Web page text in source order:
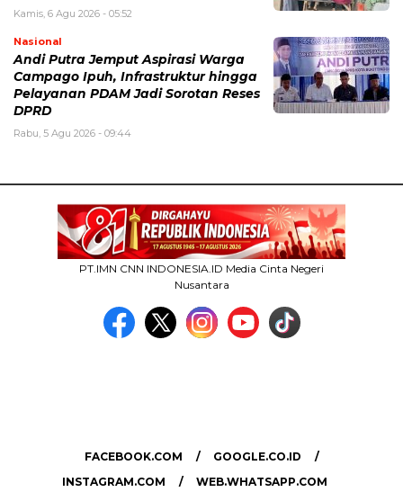
Kamis, 6 Agu 2026 - 05:52
Nasional
Andi Putra Jemput Aspirasi Warga
Campago Ipuh, Infrastruktur hingga
Pelayanan PDAM Jadi Sorotan Reses
DPRD
Rabu, 5 Agu 2026 - 09:44
PT.IMN CNN INDONESIA.ID Media Cinta Negeri
Nusantara
FACEBOOK.COM
GOOGLE.CO.ID
INSTAGRAM.COM
WEB.WHATSAPP.COM